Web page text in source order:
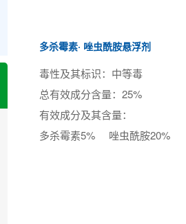
多杀霉素· 唑虫酰胺悬浮剂
毒性及其标识：中等毒
总有效成分含量：25%
有效成分及其含量：
多杀霉素5% 唑虫酰胺20%